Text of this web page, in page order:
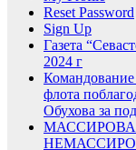
Reset Password
Sign Up
Газета
2024 г
флота
Обухова за